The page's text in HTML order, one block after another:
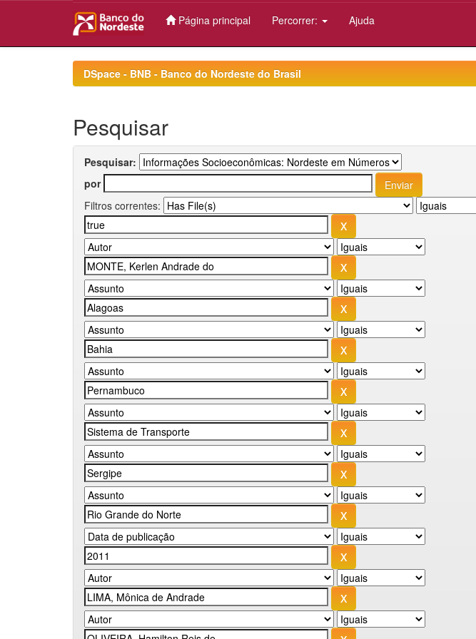
Página principal Percorrer: Ajuda
DSpace - BNB - Banco do Nordeste do Brasil
Pesquisar
Pesquisar:
por
Filtros correntes: